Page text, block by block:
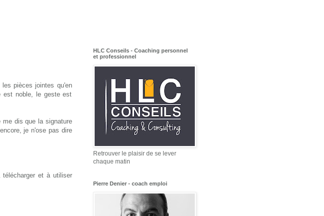
pièces jointes qu'en
est noble, le geste est
me dis que la signature
je n'ose pas dire
téléchargeret à utiliser
HLC Conseils - Coaching personnel
et professionnel
Retrouver le plaisir de se lever
chaque matin
Pierre Denier - coach emploi